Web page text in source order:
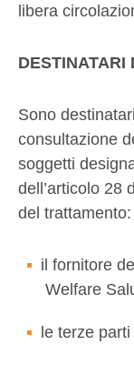
libera
DESTINATARI
Sono
consultazione
soggetti
dell’articolo 28
del trattamento:
il fornitore
Welfare
le terze